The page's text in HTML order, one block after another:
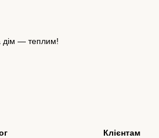
дім — теплим!
Клієнтам